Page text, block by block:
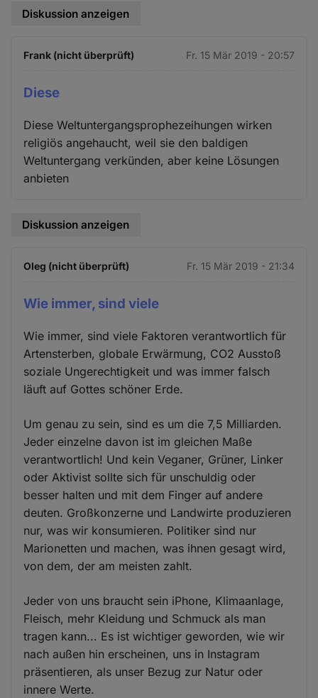
Diskussion anzeigen
Frank (nicht überprüft) Fr. 15 Mär 2019 - 20:57
Diese
Diese Weltuntergangsprophezeihungen wirken
religiös angehaucht, weil sie den baldigen
Weltuntergang verkünden, aber keine Lösungen
anbieten
Diskussion anzeigen
Oleg (nicht überprüft) Fr. 15 Mär 2019 - 21:34
Wie immer, sind viele
Wie immer, sind viele Faktoren verantwortlich für
Artensterben, globale Erwärmung, CO2 Ausstoß
soziale Ungerechtigkeit und was immer falsch
läuft auf Gottes schöner Erde.
Um genau zu sein, sind es um die 7,5 Milliarden.
Jeder einzelne davon ist im gleichen Maße
verantwortlich! Und kein Veganer, Grüner, Linker
oder Aktivist sollte sich für unschuldig oder
besser halten und mit dem Finger auf andere
deuten. Großkonzerne und Landwirte produzieren
nur, was wir konsumieren. Politiker sind nur
Marionetten und machen, was ihnen gesagt wird,
von dem, der am meisten zahlt.
Jeder von uns braucht sein iPhone, Klimaanlage,
Fleisch, mehr Kleidung und Schmuck als man
tragen kann... Es ist wichtiger geworden, wie wir
nach außen hin erscheinen, uns in Instagram
präsentieren, als unser Bezug zur Natur oder
innere Werte.